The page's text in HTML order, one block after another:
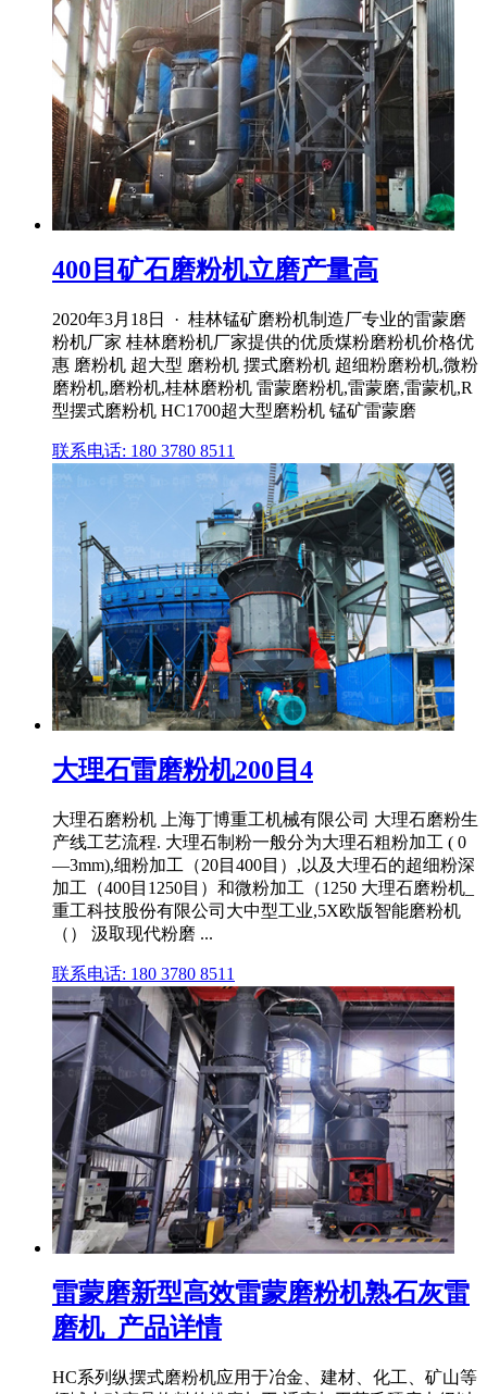
400目矿石磨粉机立磨产量高
2020年3月18日 · 桂林锰矿磨粉机制造厂专业的雷蒙磨
粉机厂家 桂林磨粉机厂家提供的优质煤粉磨粉机价格优
惠 磨粉机 超大型 磨粉机 摆式磨粉机 超细粉磨粉机,微粉
磨粉机,磨粉机,桂林磨粉机 雷蒙磨粉机,雷蒙磨,雷蒙机,R
型摆式磨粉机 HC1700超大型磨粉机 锰矿雷蒙磨
联系电话: 180 3780 8511
大理石雷磨粉机200目4
大理石磨粉机 上海丁博重工机械有限公司 大理石磨粉生
产线工艺流程. 大理石制粉一般分为大理石粗粉加工 ( 0
—3mm),细粉加工（20目400目）,以及大理石的超细粉深
加工（400目1250目）和微粉加工（1250 大理石磨粉机_
重工科技股份有限公司大中型工业,5X欧版智能磨粉机
（） 汲取现代粉磨 ...
联系电话: 180 3780 8511
雷蒙磨新型高效雷蒙磨粉机熟石灰雷
磨机_产品详情
HC系列纵摆式磨粉机应用于冶金、建材、化工、矿山等